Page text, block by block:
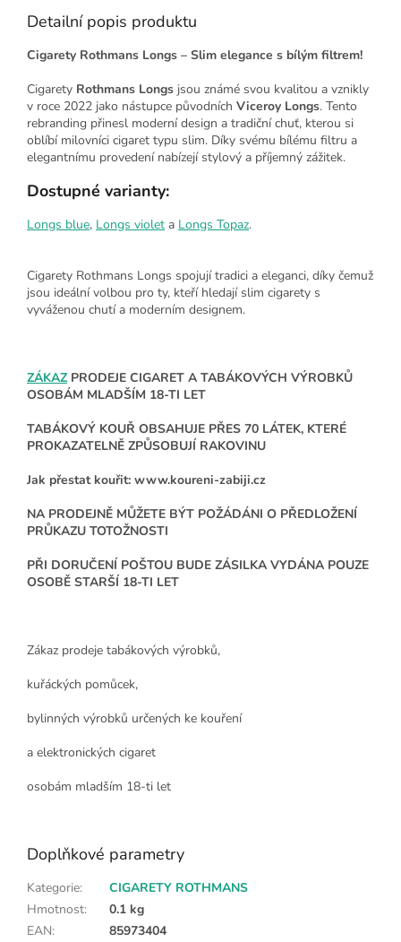
Detailní popis produktu
Cigarety Rothmans Longs – Slim elegance s bílým filtrem!
Cigarety Rothmans Longs jsou známé svou kvalitou a vznikly
v roce 2022 jako nástupce původních Viceroy Longs. Tento
rebranding přinesl moderní design a tradiční chuť, kterou si
oblíbí milovníci cigaret typu slim. Díky svému bílému filtru a
elegantnímu provedení nabízejí stylový a příjemný zážitek.
Dostupné varianty:
Longs blue, Longs violet a Longs Topaz.
Cigarety Rothmans Longs spojují tradici a eleganci, díky čemuž
jsou ideální volbou pro ty, kteří hledají slim cigarety s
vyváženou chutí a moderním designem.
ZÁKAZPRODEJE CIGARET A TABÁKOVÝCH VÝROBKŮ
OSOBÁM MLADŠÍM 18-TI LET
TABÁKOVÝ KOUŘ OBSAHUJE PŘES 70 LÁTEK, KTERÉ
PROKAZATELNĚ ZPŮSOBUJÍ RAKOVINU
Jak přestat kouřit: www.koureni-zabiji.cz
NA PRODEJNĚ MŮŽETE BÝT POŽÁDÁNI O PŘEDLOŽENÍ
PRŮKAZU TOTOŽNOSTI
PŘI DORUČENÍ POŠTOU BUDE ZÁSILKA VYDÁNA POUZE
OSOBĚ STARŠÍ 18-TI LET
Zákaz prodeje tabákových výrobků,
kuřáckých pomůcek,
bylinných výrobků určených ke kouření
a elektronických cigaret
osobám mladším 18-ti let
Doplňkové parametry
Kategorie:
CIGARETY ROTHMANS
Hmotnost:
0.1 kg
EAN:
85973404